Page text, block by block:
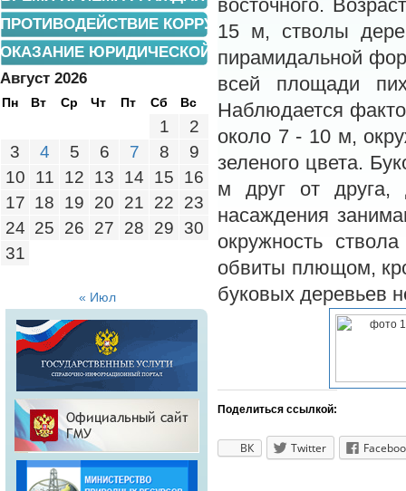
восточного.
15 м, стволы
пирамидальной
всей площади
Наблюдается
около 7 - 10 м,
зеленого цвета.
м друг от друга,
насаждения
окружность
обвиты плющом,
буковых деревьев
Поделиться ссылкой:
ВК Twitter
ПРОТИВОДЕЙСТВИЕ КОРРУПЦИИ
ОКАЗАНИЕ ЮРИДИЧЕСКОЙ ПОМОЩИ
Август 2026
Пн Вт Ср Чт Пт Сб Вс
1
2
3
4 5 6 7 8
9
10
11 12 13 14 15
16
17 18 19 20 21 22
23
24 25 26 27 28 29
30
31
« Июл